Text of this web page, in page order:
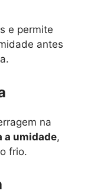
e permite
antes
na
a umidade,
frio.